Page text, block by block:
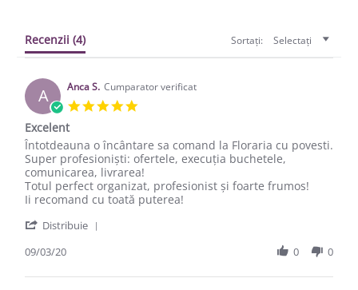
Recenzii (4) Sortați: Selectați
A Anca S. Cumparator verificat
Excelent
Review by Anca S. on 9 Mar 2020
review stating Excelent
Întotdeauna o încântare sa comand la Floraria cu povesti.
Super profesioniști: ofertele, execuția buchetele,
comunicarea, livrarea!
Totul perfect organizat, profesionist și foarte frumos!
Ii recomand cu toată puterea!
Distribuie
09/03/20 0 0